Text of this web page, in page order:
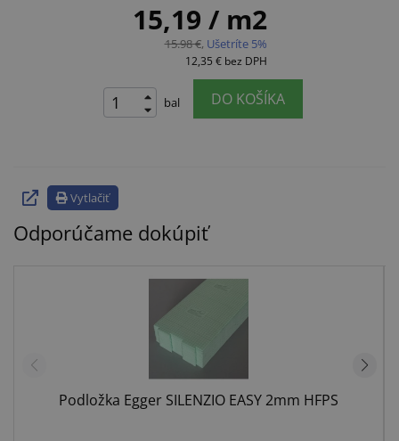
15,19 / m2
15.98 €, Ušetríte 5%
12,35 € bez DPH
bal DO KOŠÍKA
Vytlačiť
Odporúčame dokúpiť
Podložka Egger SILENZIO EASY 2mm HFPS